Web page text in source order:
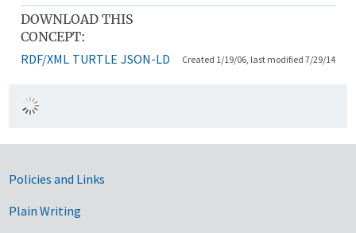
DOWNLOAD THIS
CONCEPT:
RDF/XML TURTLE JSON-LD Created 1/19/06, last modified 7/29/14
Government Links
Policies and Links
Plain Writing